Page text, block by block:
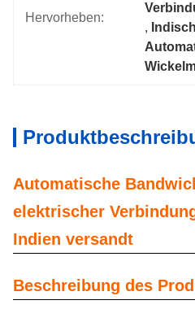
Hervorheben:
,
Automatische
elektrischer
Indien versandt
Beschreibung des